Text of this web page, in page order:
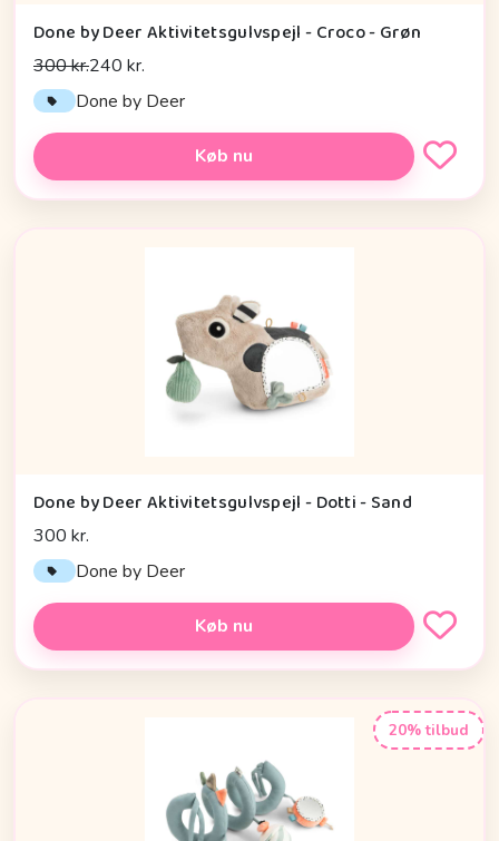
Done by Deer Aktivitetsgulvspejl - Croco - Grøn
300 kr.240 kr.
Done by Deer
Køb nu
Done by Deer Aktivitetsgulvspejl - Dotti - Sand
300 kr.
Done by Deer
Køb nu
20% tilbud